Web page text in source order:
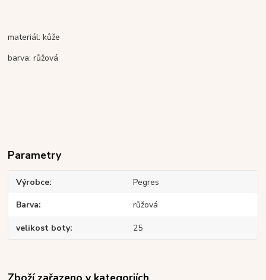
materiál: kůže
barva: růžová
Parametry
Výrobce Pegres
Barva růžová
velikost boty 25